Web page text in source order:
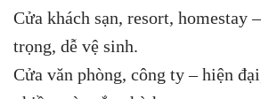
Cửa khách sạn, resort, homestay
trọng, dễ vệ sinh.
Cửa văn phòng, công ty – hiện